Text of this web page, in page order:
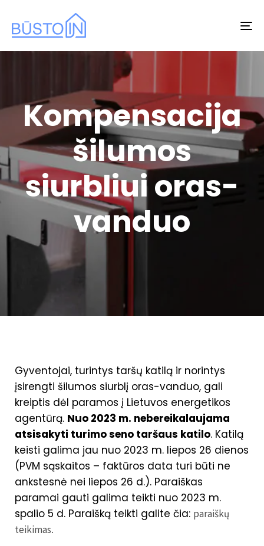
Kompensacija
šilumos
siurbliui oras-
vanduo
Gyventojai, turintys taršų katilą ir norintys
įsirengti šilumos siurblį oras-vanduo, gali
kreiptis dėl paramos į Lietuvos energetikos
agentūrą. Nuo 2023 m. nebereikalaujama
atsisakyti turimo seno taršaus katilo. Katilą
keisti galima jau nuo 2023 m. liepos 26 dienos
(PVM sąskaitos – faktūros data turi būti ne
ankstesnė nei liepos 26 d.). Paraiškas
paramai gauti galima teikti nuo 2023 m.
spalio 5 d. Paraišką teikti galite čia: paraiškų
teikimas.